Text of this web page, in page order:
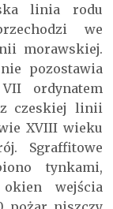
linia rodu
we
morawskiej.
pozostawia
ordynatem
z czeskiej linii
XVIII wieku
Sgraffitowe
tynkami,
wejścia